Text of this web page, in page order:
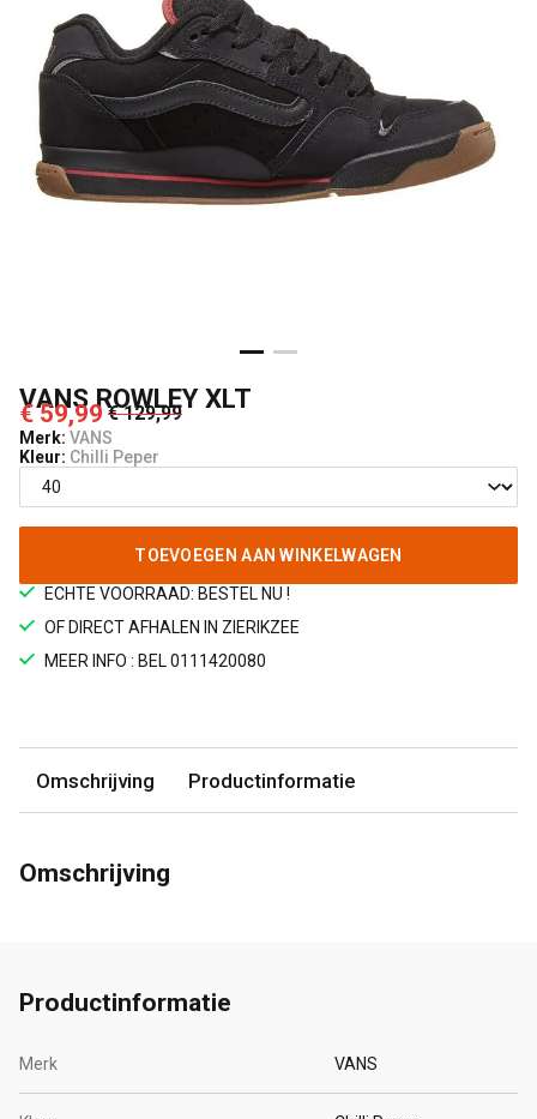
VANS ROWLEY XLT
€ 59,99 € 129,99
Merk: VANS
Kleur: Chilli Peper
TOEVOEGEN AAN WINKELWAGEN
ECHTE VOORRAAD: BESTEL NU !
OF DIRECT AFHALEN IN ZIERIKZEE
MEER INFO : BEL 0111420080
Omschrijving Productinformatie
Omschrijving
Productinformatie
Merk VANS